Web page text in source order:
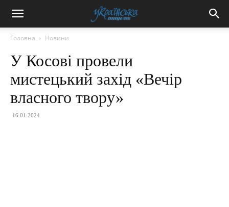
Головна Новини
У Косові провели
мистецький захід «Вечір
власного твору»
16.01.2024